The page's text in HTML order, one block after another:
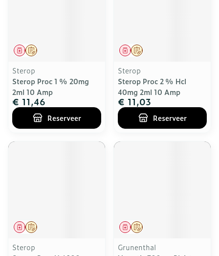
Op voorschrift
Geneesmiddel
Sterop
Sterop Proc 1 % 20mg
2ml 10 Amp
€ 11,46
Reserveer
Op voorschrift
Geneesmiddel
Sterop
Sterop Proc 2 % Hcl
40mg 2ml 10 Amp
€ 11,03
Reserveer
Op voorschrift
Geneesmiddel
Sterop
Op voorschrift
Geneesmiddel
Grunenthal